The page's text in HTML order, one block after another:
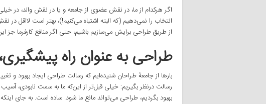
اگر هرکدام از ما، در نقش عضوی از جامعه و یا در نقش والد، در
انتخاب را نمی‌دهیم (که البته اشتباه می‌کنیم!)، بهتر است لااقل در
از طریق طراحی برایش می‌سازیم باشیم، حتی اگر منافع کارفرما جز
طراحی به عنوان راه
بارها از جامعهٔ طراحان شنیده‌ایم که رسالت طراحی ایجاد بهبود و
رسالت درنظر بگیریم: خیلی قبل‌تر از این‌که ما به سمت نابودی،
بهبود بگردیم، طراحی می‌تواند مانع ما شود. ساده است. به جای